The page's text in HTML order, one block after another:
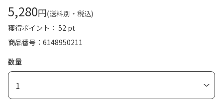
5,280円(送料別・税込)
獲得ポイント： 52 pt
商品番号
6148950211
数量
1